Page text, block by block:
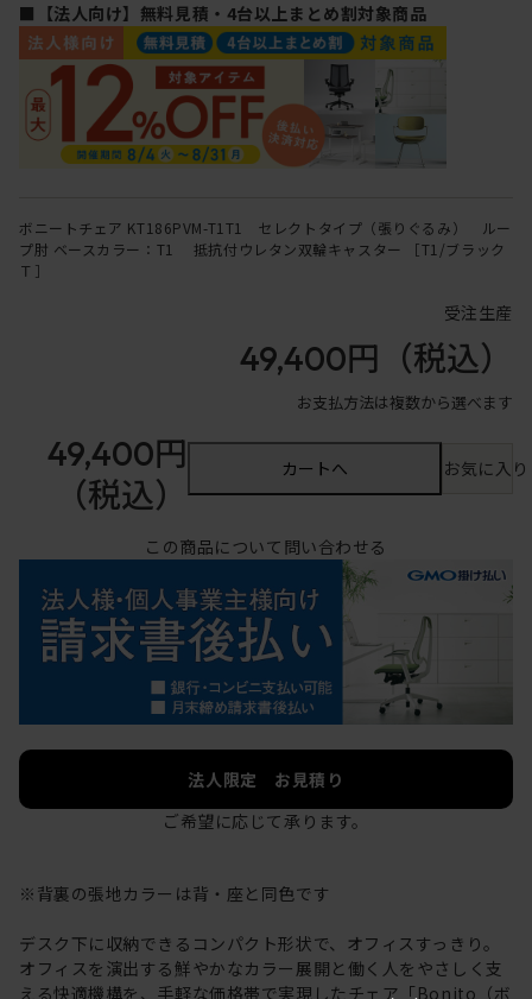
■【法人向け】無料見積・4台以上まとめ割対象商品
ボニートチェア KT186PVM-T1T1 セレクトタイプ（張りぐるみ） ルー
プ肘 ベースカラー：T1 抵抗付ウレタン双輪キャスター ［T1/ブラック
Ｔ］
受注生産
49,400円 （税込）
お支払方法は複数から選べます
49,400円
（税込）
カートへ お気に入
この商品について問い合わせる
法人限定 お見積り
ご希望に応じて承ります。
※背裏の張地カラーは背・座と同色です
デスク下に収納できるコンパクト形状で、オフィスすっきり。
オフィスを演出する鮮やかなカラー展開と働く人をやさしく支
える快適機構を、手軽な価格帯で実現したチェア「Bonito（ボ